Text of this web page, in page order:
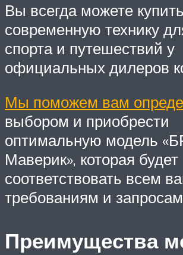
Вы всегда можете купить
современную технику
спорта и путешествий у
официальных дилеров
Мы поможем вам
выбором и приобрести
оптимальную модель
Маверик», которая будет
соответствовать всем
требованиям и
Преимущества